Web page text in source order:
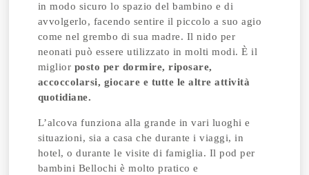
in modo sicuro lo spazio del bambino e di
avvolgerlo, facendo sentire il piccolo a suo agio
come nel grembo di sua madre. Il nido per
neonati può essere utilizzato in molti modi. È il
miglior posto per dormire, riposare,
accoccolarsi, giocare e tutte le altre attività
quotidiane.
L’alcova funziona alla grande in vari luoghi e
situazioni, sia a casa che durante i viaggi, in
hotel, o durante le visite di famiglia. Il pod per
bambini Bellochi è molto pratico e